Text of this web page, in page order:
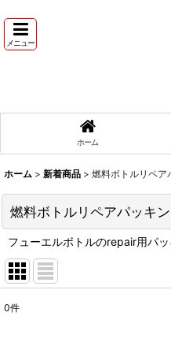
メニュー
ホーム
ホーム > 新着商品 > 燃料ボトルリペア
燃料ボトルリペアパッキン
フューエルボトルのrepair用パ
0件